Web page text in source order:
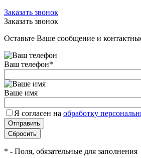
Заказать звонок
Заказать звонок
Оставьте Ваше сообщение и
Ваш телефон*
Ваше имя
Я согласен на обработку
* - Поля, обязательные для заполнения